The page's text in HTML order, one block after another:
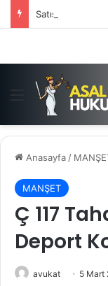
Satış Vaadi
Menü
Anasayfa /
MANŞET
Ç 117
Deport
avukat 5 Mart